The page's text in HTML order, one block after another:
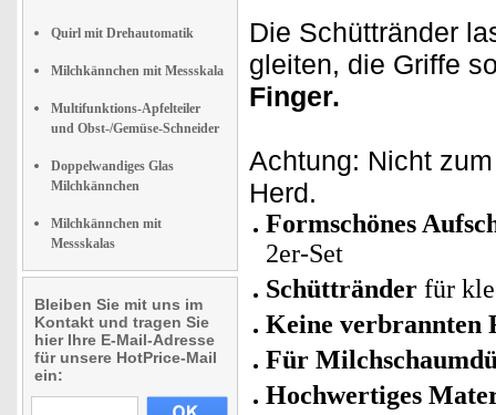
Quirl mit Drehautomatik
Milchkännchen mit Messskala
Multifunktions-Apfelteiler
und Obst-/Gemüse-Schneider
Doppelwandiges Glas
Milchkännchen
Milchkännchen mit
Messskalas
Bleiben Sie mit uns im
Kontakt und tragen Sie
hier Ihre E-Mail-Adresse
für unsere HotPrice-Mail
ein:
Die Schüttränder
gleiten, die Griffe
Finger.
Achtung: Nicht
Herd.
Formschönes
2er-Set
Schüttränder für
Keine verbrannten
Für
Hochwertiges